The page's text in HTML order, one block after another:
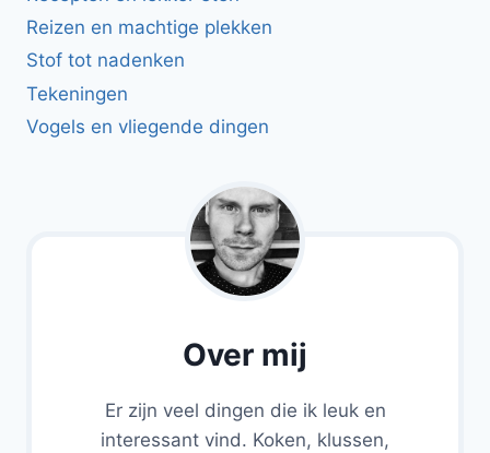
Reizen en machtige plekken
Stof tot nadenken
Tekeningen
Vogels en vliegende dingen
Over mij
Er zijn veel dingen die ik leuk en
interessant vind. Koken, klussen,